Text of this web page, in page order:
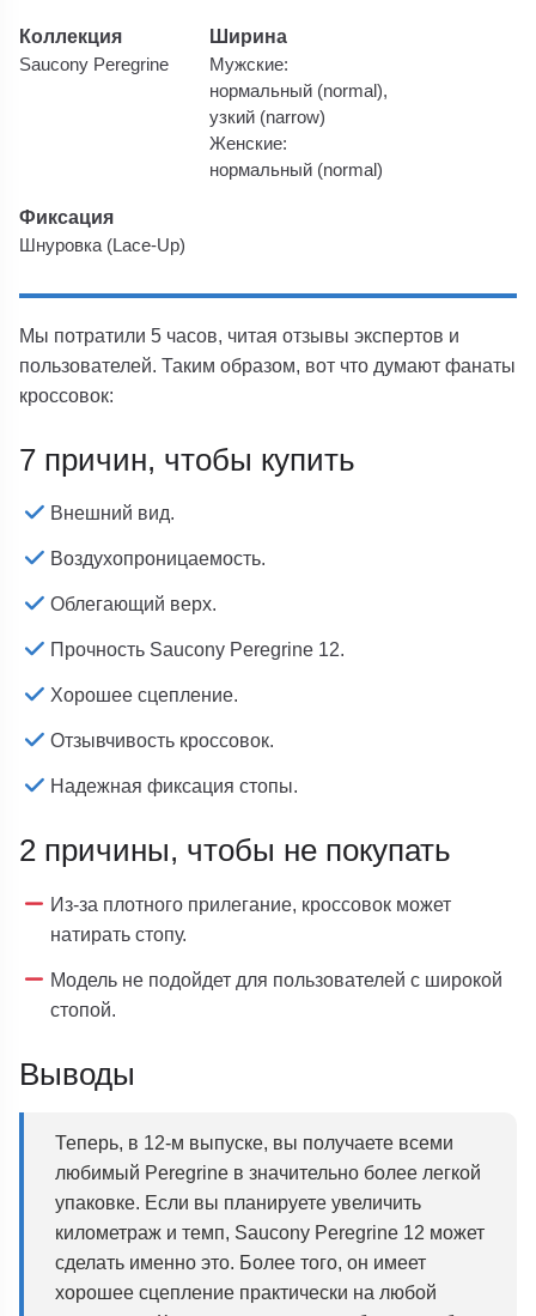
Коллекция
Saucony Peregrine
Ширина
Мужские:
нормальный (normal),
узкий (narrow)
Женские:
нормальный (normal)
Фиксация
Шнуровка (Lace-Up)
Мы потратили 5 часов, читая отзывы экспертов и
пользователей. Таким образом, вот что думают фанаты
кроссовок:
7 причин, чтобы купить
Внешний вид.
Воздухопроницаемость.
Облегающий верх.
Прочность Saucony Peregrine 12.
Хорошее сцепление.
Отзывчивость кроссовок.
Надежная фиксация стопы.
2 причины, чтобы не покупать
Из-за плотного прилегание, кроссовок может
натирать стопу.
Модель не подойдет для пользователей с широкой
стопой.
Выводы
Теперь, в 12-м выпуске, вы получаете всеми
любимый Peregrine в значительно более легкой
упаковке. Если вы планируете увеличить
километраж и темп, Saucony Peregrine 12 может
сделать именно это. Более того, он имеет
хорошее сцепление практически на любой